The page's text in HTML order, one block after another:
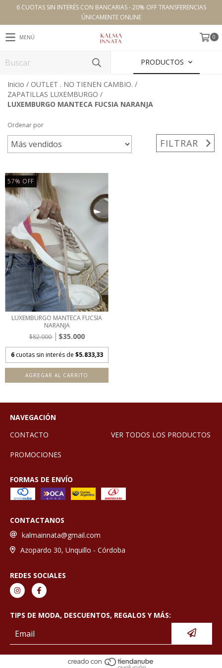
6 CUOTAS SIN INTERÉS CON BANCARIAS - 20% OFF TRANSFERENCIAS
ÚNICAMENTE ONLINE
MENÚ 0
PRODUCTOS
Inicio / OUTLET . NO TIENEN CAMBIO. /
ZAPATILLAS LUXEMBURGO /
LUXEMBURGO MANTECA FUCSIA NARANJA
Ordenar por
FILTRAR
57% OFF
LUXEMBURGO MANTECA FUCSIA
NARANJA
$82.000
$35.000
6 cuotas sin interés de $5.833,33
AGREGAR AL CARRITO
NAVEGACIÓN
CONTACTO
VER TODOS LOS PRODUCTOS
PROMOCIONES
FORMAS DE ENVÍO
CONTACTANOS
kalmainnata@gmail.com
Azopardo 30, Unquillo - Córdoba
REDES SOCIALES
TIPS DE MODA, DESCUENTOS, REGALOS Y MÁS: